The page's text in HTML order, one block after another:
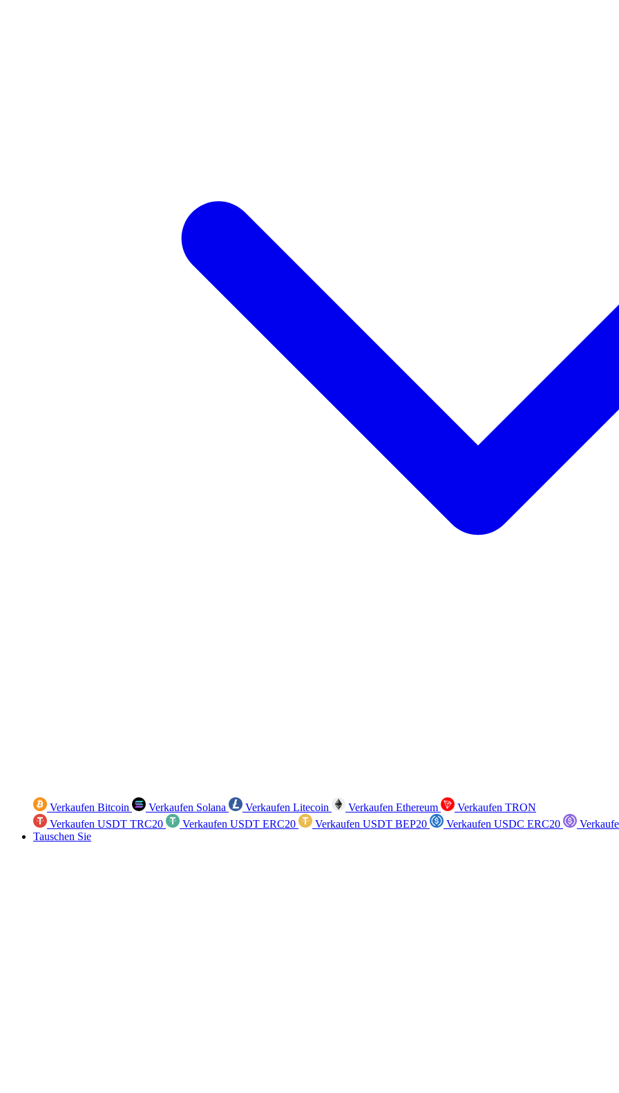
Verkaufen Bitcoin Verkaufen Solana Verkaufen Litecoin Verkaufen Ethereum
Verkaufen TRON
Verkaufen USDT TRC20
Verkaufen USDT ERC20 Verkaufen USDT BEP20 Verkaufen USDC ERC20
Tauschen Sie